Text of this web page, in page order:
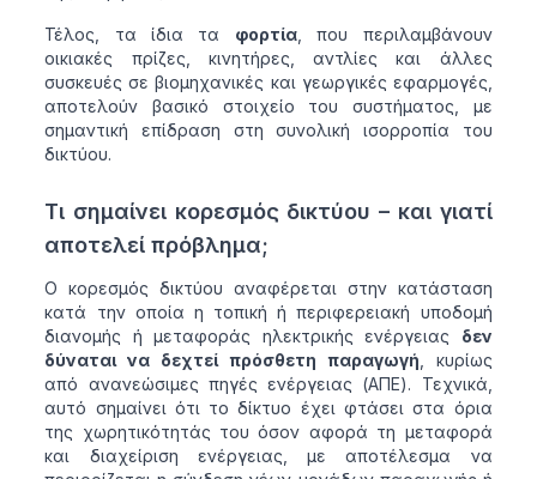
Τέλος, τα ίδια τα φορτία, που περιλαμβάνουν
οικιακές πρίζες, κινητήρες, αντλίες και άλλες
συσκευές σε βιομηχανικές και γεωργικές εφαρμογές,
αποτελούν βασικό στοιχείο του συστήματος, με
σημαντική επίδραση στη συνολική ισορροπία του
δικτύου.
Τι σημαίνει κορεσμός δικτύου – και γιατί
αποτελεί πρόβλημα;
Ο κορεσμός δικτύου αναφέρεται στην κατάσταση
κατά την οποία η τοπική ή περιφερειακή υποδομή
διανομής ή μεταφοράς ηλεκτρικής ενέργειας δεν
δύναται να δεχτεί πρόσθετη παραγωγή , κυρίως
από ανανεώσιμες πηγές ενέργειας (ΑΠΕ). Τεχνικά,
αυτό σημαίνει ότι το δίκτυο έχει φτάσει στα όρια
της χωρητικότητάς του όσον αφορά τη μεταφορά
και διαχείριση ενέργειας, με αποτέλεσμα να